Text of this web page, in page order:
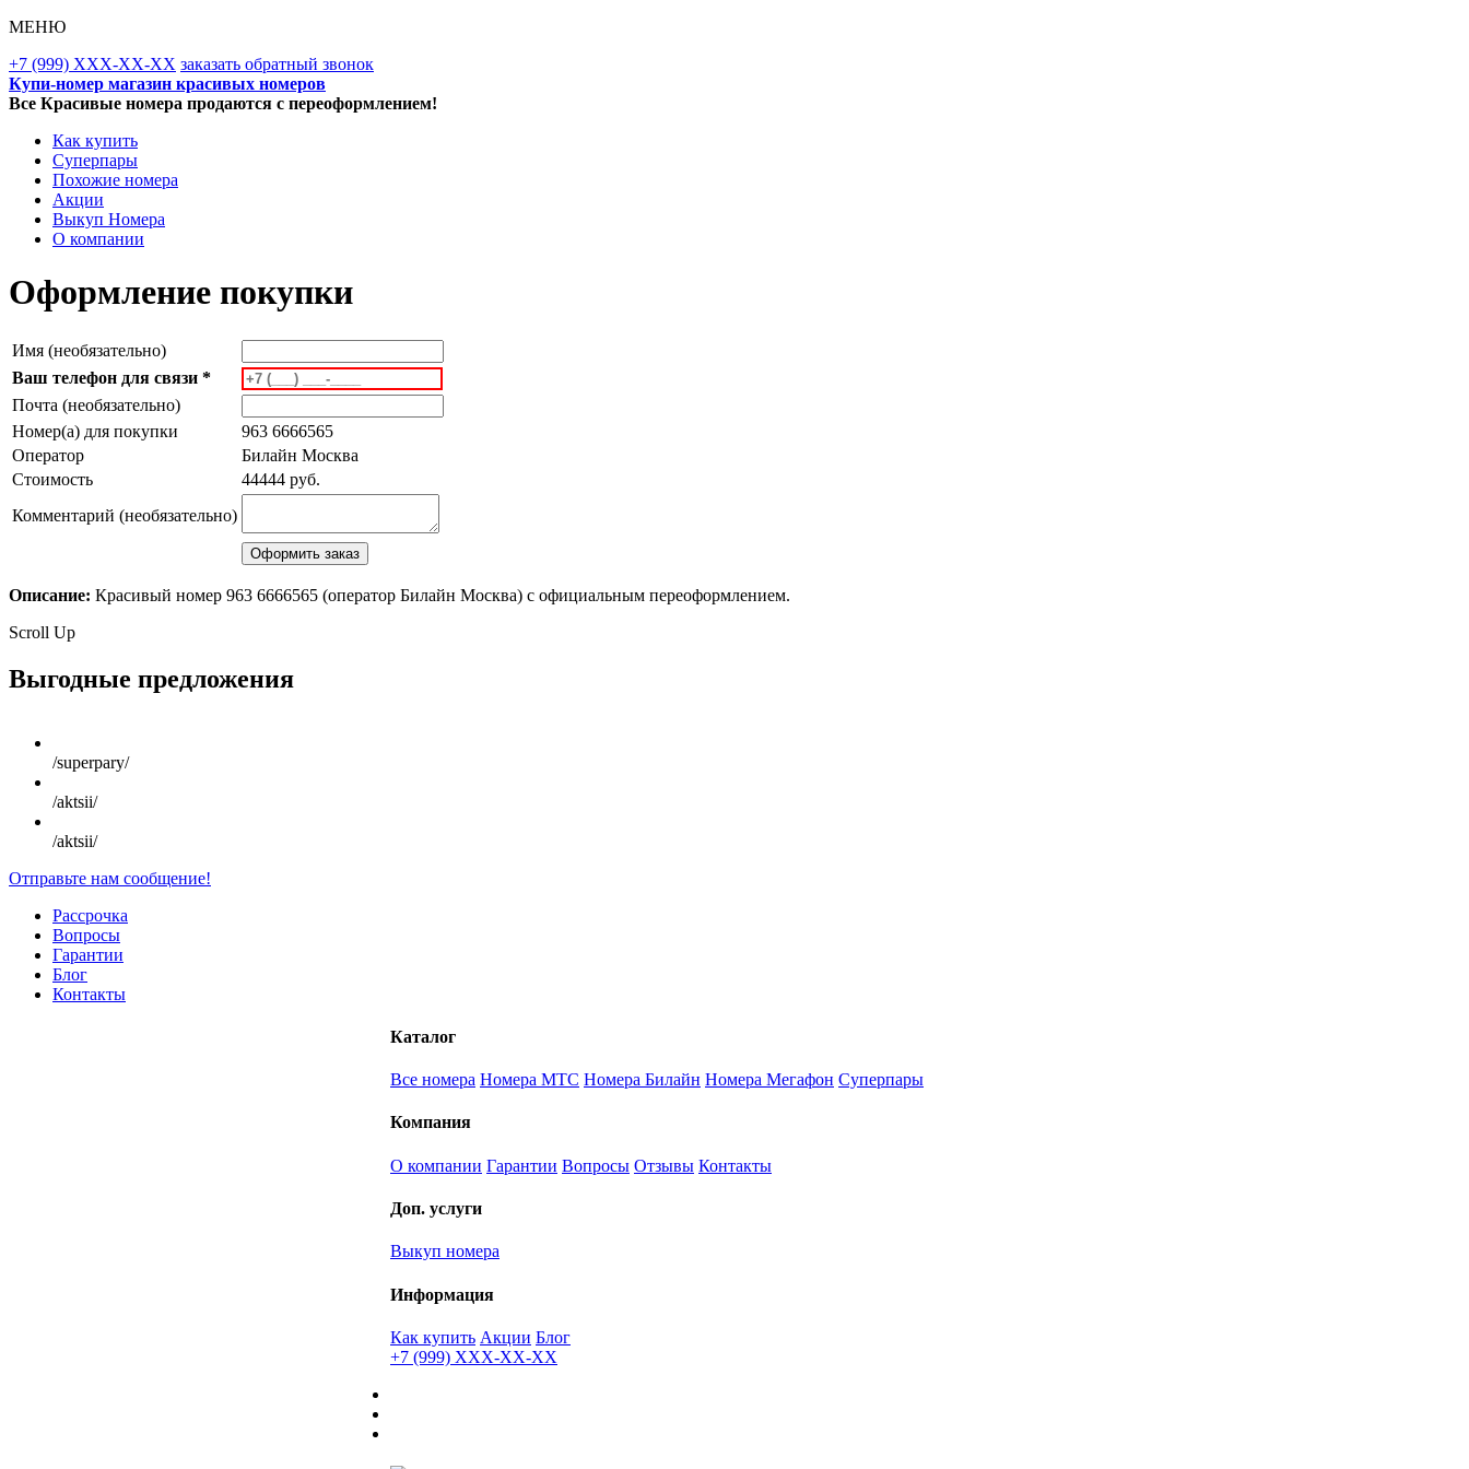
МЕНЮ
+7 (999) XXX-XX-XX заказать обратный звонок
Купи-номер магазин красивых номеров
Все Красивые номера продаются с переоформлением!
Как купить
Суперпары
Похожие номера
Акции
Выкуп Номера
О компании
Оформление покупки
Имя (необязательно)
Ваш телефон для связи *
Почта (необязательно)
Номер(а) для покупки
963 6666565
Оператор
Билайн Москва
Стоимость
44444 руб.
Комментарий (необязательно)
Описание: Красивый номер 963 6666565 (оператор Билайн Москва) с официальным переоформлением.
Scroll Up
Выгодные предложения
/superpary/
/aktsii/
/aktsii/
Отправьте нам сообщение!
Рассрочка
Вопросы
Гарантии
Блог
Контакты
Каталог
Все номера Номера МТС Номера Билайн Номера Мегафон Суперпары
Компания
О компании Гарантии Вопросы Отзывы Контакты
Доп. услуги
Выкуп номера
Информация
Как купить Акции Блог
+7 (999) XXX-XX-XX